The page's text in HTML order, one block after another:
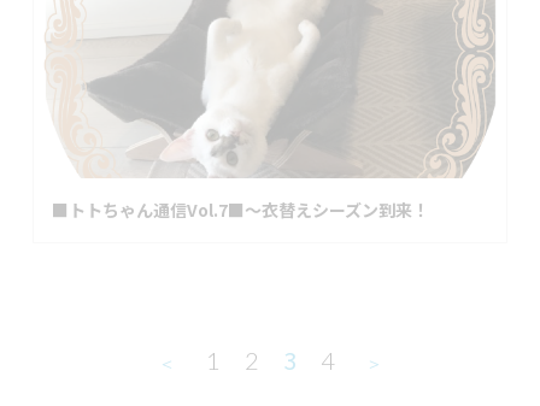
■トトちゃん通信Vol.7■～衣替えシーズン到来！
＜ 1 2 3 4 ＞